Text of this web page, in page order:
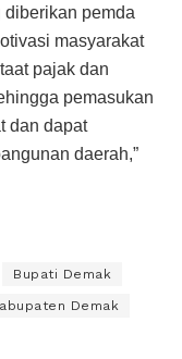
diberikan pemda
masyarakat
pajak dan
pemasukan
dan dapat
daerah,”
Bupati Demak
Demak